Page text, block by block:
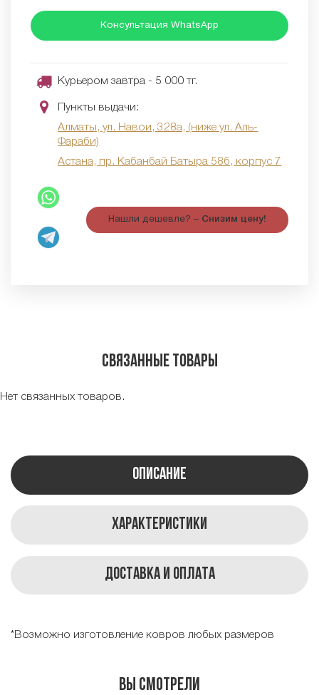
Консультация WhatsApp
Курьером завтра - 5 000 тг.
Пункты выдачи:
Алматы, ул. Навои, 328а, (ниже ул. Аль-
Фараби)
Астана, пр. Кабанбай Батыра 58б, корпус 7
Нашли дешевле? – Снизим цену!
Связанные товары
Нет связанных товаров.
Описание
Характеристики
Доставка и оплата
*Возможно изготовление ковров любых размеров
Вы смотрели